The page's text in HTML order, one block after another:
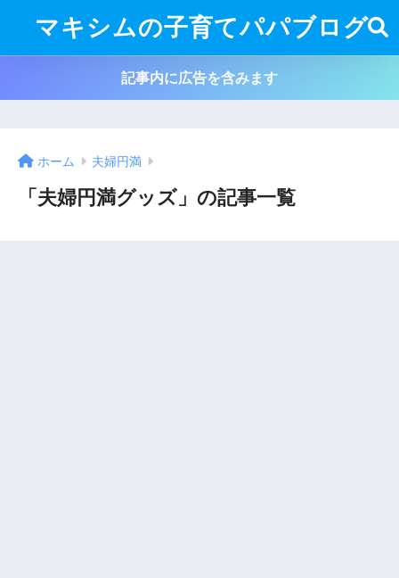
マキシムの子育てパパブログ
記事内に広告を含みます
ホーム 夫婦円満
「夫婦円満グッズ」の記事一覧